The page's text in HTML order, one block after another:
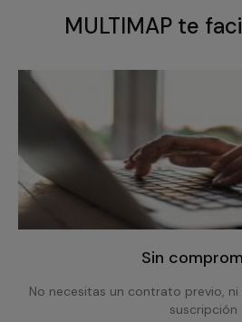
MULTIMAP te
Sin
No necesitas un contrato previo,
suscripción